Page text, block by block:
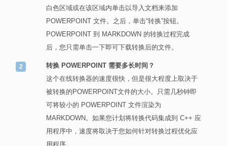
白色区域或在该区域内单击以导入文档来添加
POWERPOINT 文件。之后，单击“转换”按钮。
POWERPOINT 到 MARKDOWN 的转换过程完成
后，您只需单击一下即可下载转换后的文件。
转换 POWERPOINT 需要多长时间？
这个在线转换器的速度很快，但是很大程度上取决于
被转换的POWERPOINT文件的大小。只需几秒钟即
可将较小的 POWERPOINT 文件渲染为
MARKDOWN。如果您计划将转换代码集成到 C++ 应
用程序中，速度将取决于您如何针对转换过程优化应
用程序。